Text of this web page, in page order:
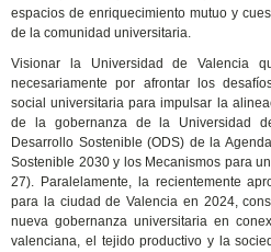
espacios de enriquecimiento mutuo y
de la comunidad universitaria.
Visionar la Universidad de Valencia
necesariamente por afrontar los
social universitaria para impulsar la
de la gobernanza de la Universidad
Desarrollo Sostenible (ODS) de la
Sostenible 2030 y los Mecanismos para
27). Paralelamente, la recientemente
para la ciudad de Valencia en 2024,
nueva gobernanza universitaria en
valenciana, el tejido productivo y la